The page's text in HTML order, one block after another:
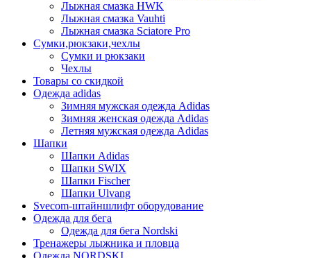
Лыжная смазка HWK
Лыжная смазка Vauhti
Лыжная смазка Sciatore Pro
Сумки,рюкзаки,чехлы
Сумки и рюкзаки
Чехлы
Товары со скидкой
Одежда adidas
Зимняя мужская одежда Adidas
Зимняя женская одежда Adidas
Летняя мужская одежда Adidas
Шапки
Шапки Adidas
Шапки SWIX
Шапки Fischer
Шапки Ulvang
Svecom-штайншлифт оборудование
Одежда для бега
Одежда для бега Nordski
Тренажеры лыжника и пловца
Одежда NORDSKI